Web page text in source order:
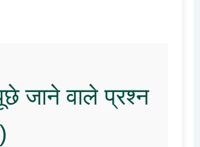
जाने वाले प्रश्न